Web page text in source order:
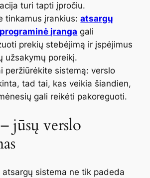
turi tapti įpročiu.
tinkamus įrankius:atsargų
įranga gali
prekių stebėjimą ir įspėjimus
užsakymų poreikį.
peržiūrėkite sistemą: verslo
tad tai, kas veikia šiandien,
gali reikėti pakoreguoti.
jūsų verslo
atsargų sistema ne tik padeda